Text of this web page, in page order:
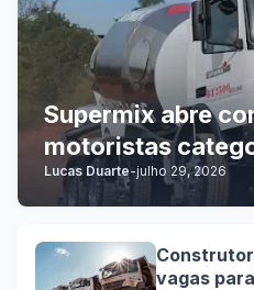
Supermix abre
motoristas
Lucas Duarte-julho 29, 2026
vagas